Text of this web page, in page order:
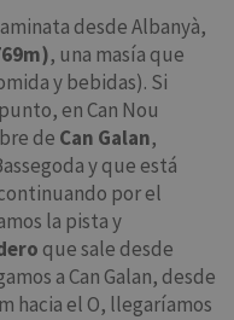
desde Albanyà,
, una masía que
y bebidas). Si
en Can Nou
de Can Galan,
y que está
por el
la pista y
que sale desde
a Can Galan, desde
hacia el O, llegaríamos